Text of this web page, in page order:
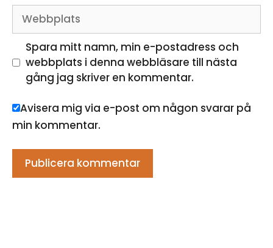
Webbplats
Spara mitt namn, min e-postadress och
webbplats i denna webbläsare till nästa
gång jag skriver en kommentar.
Avisera mig via e-post om någon svarar på
min kommentar.